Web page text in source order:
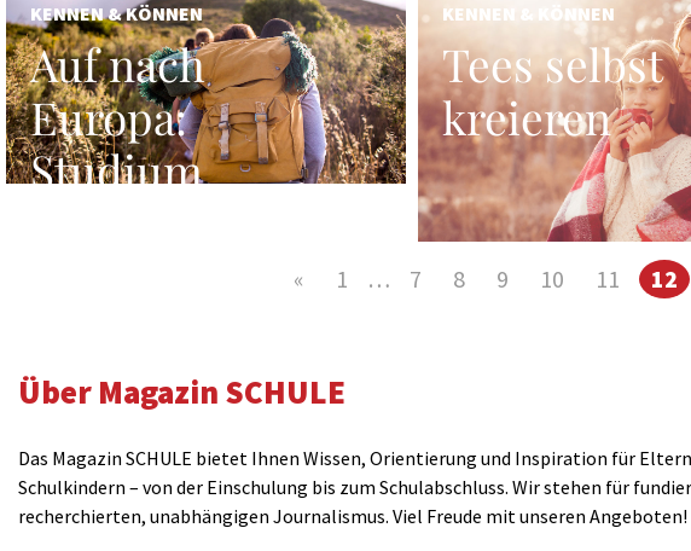
KENNEN & KÖNNEN
Auf nach
Europa:
Studium,
KENNEN & KÖNNEN
Tees selbst
kreieren
« 1 … 7 8 9 10 11 12
Über Magazin SCHULE
Das Magazin SCHULE bietet Ihnen Wissen, Orientierung und Inspiration für
Schulkindern – von der Einschulung bis zum Schulabschluss. Wir stehen für
recherchierten, unabhängigen Journalismus. Viel Freude mit unseren Angeboten!